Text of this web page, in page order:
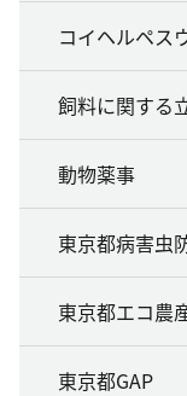
コイヘルペス
飼料に関する
動物薬事
東京都病害虫
東京都エコ農
東京都GAP